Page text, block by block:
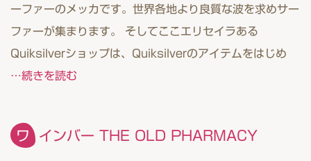
ーファーのメッカです。世界各地より良質な波を求めサー
ファーが集まります。 そしてここエリセイラある
Quiksilverショップは、Quiksilverのアイテムをはじめ
…続きを読む
ワインバー THE OLD PHARMACY